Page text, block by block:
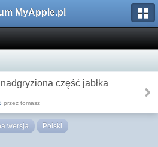
MyApple.pl
część jabłka
przez tomasz
wersja Polski